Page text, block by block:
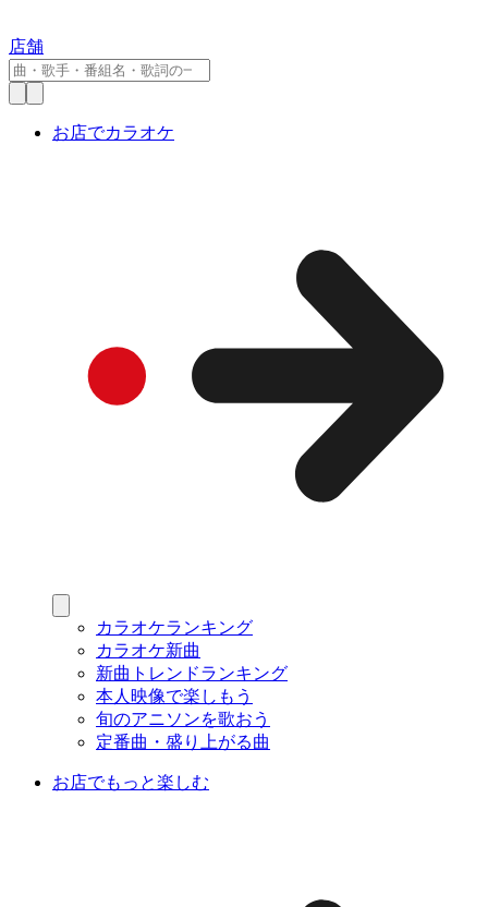
店舗
お店でカラオケ
カラオケランキング
カラオケ新曲
新曲トレンドランキング
本人映像で楽しもう
旬のアニソンを歌おう
定番曲・盛り上がる曲
お店でもっと楽しむ